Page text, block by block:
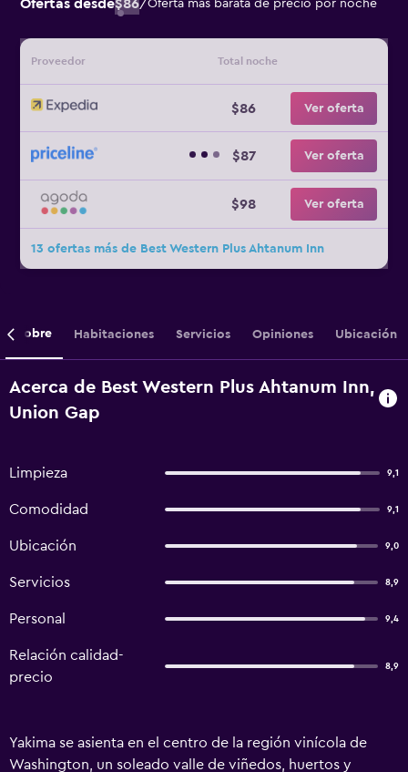
Ofertas desde$86/Oferta más barata de precio por noche
Proveedor Total noche
$86 Ver oferta
$87 Ver oferta
$98 Ver oferta
13 ofertas más de Best Western Plus Ahtanum Inn
Sobre Habitaciones Servicios Opiniones Ubicación
Acerca de Best Western Plus Ahtanum Inn,
Union Gap
Limpieza 9,1
Comodidad 9,1
Ubicación 9,0
Servicios 8,9
Personal 9,4
Relación calidad-
precio
8,9
Yakima se asienta en el centro de la región vinícola de
Washington, un soleado valle de viñedos, huertos y